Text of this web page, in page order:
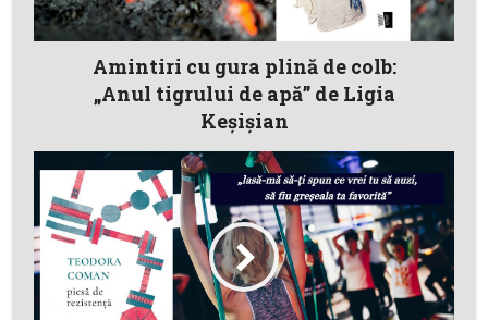
Amintiri cu gura plină de colb:
„Anul tigrului de apă” de Ligia
Keșișian